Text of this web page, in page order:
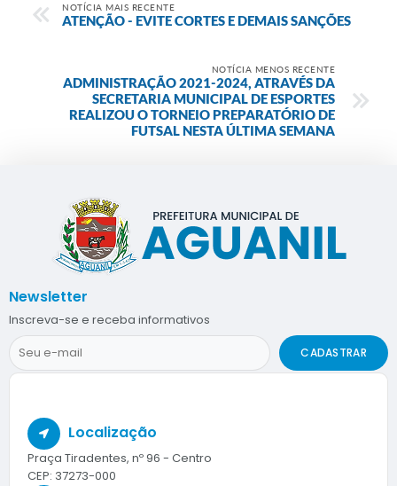
NOTÍCIA MAIS RECENTE
ATENÇÃO - EVITE CORTES E DEMAIS SANÇÕES
NOTÍCIA MENOS RECENTE
ADMINISTRAÇÃO 2021-2024, ATRAVÉS DA
SECRETARIA MUNICIPAL DE ESPORTES
REALIZOU O TORNEIO PREPARATÓRIO DE
FUTSAL NESTA ÚLTIMA SEMANA
Localização
Praça Tiradentes, nº 96 - Centro
CEP: 37273-000
Newsletter
Inscreva-se e receba informativos
CADASTRAR